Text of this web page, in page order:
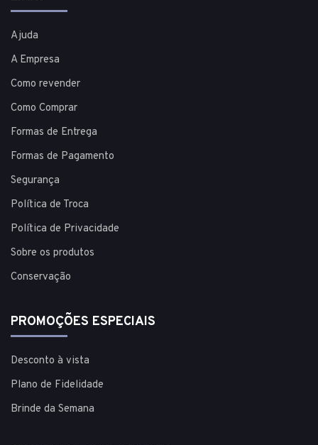
Ajuda
A Empresa
Como revender
Como Comprar
Formas de Entrega
Formas de Pagamento
Segurança
Política de Troca
Política de Privacidade
Sobre os produtos
Conservação
PROMOÇÕES ESPECIAIS
Desconto à vista
Plano de Fidelidade
Brinde da Semana